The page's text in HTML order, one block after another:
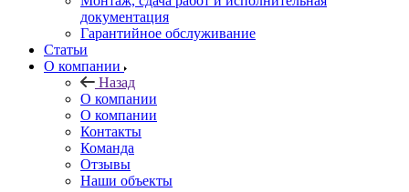
документация
Гарантийное обслуживание
Статьи
О компании
Назад
О компании
О компании
Контакты
Команда
Отзывы
Наши объекты